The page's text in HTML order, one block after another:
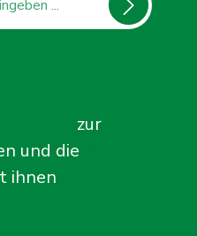
zur
und die
ihnen